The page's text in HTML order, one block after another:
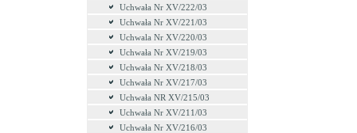
Uchwała Nr XV/222/03
Uchwała Nr XV/221/03
Uchwala Nr XV/220/03
Uchwała Nr XV/219/03
Uchwała Nr XV/218/03
Uchwała Nr XV/217/03
Uchwała NR XV/215/03
Uchwała Nr XV/211/03
Uchwała Nr XV/216/03